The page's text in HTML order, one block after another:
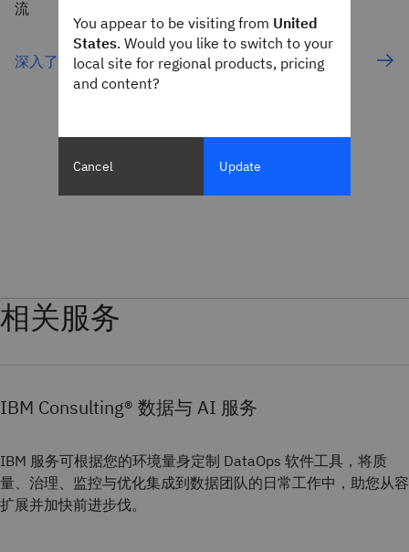
流
深入了解 watsonx.data intelligence
相关服务
IBM Consulting® 数据与 AI 服务
IBM 服务可根据您的环境量身定制 DataOps 软件工具，将质
量、治理、监控与优化集成到数据团队的日常工作中，助您从容
扩展并加快前进步伐。
You appear to be visiting from United
States. Would you like to switch to your
local site for regional products, pricing
and content?
Cancel Update